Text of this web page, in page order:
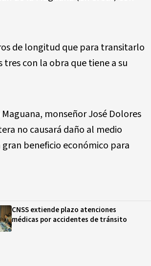
de longitud que para transitarlo
tres con la obra que tiene a su
monseñor José Dolores
no causará daño al medio
beneficio económico para
CNSS extiende plazo atenciones
médicas por accidentes de tránsito